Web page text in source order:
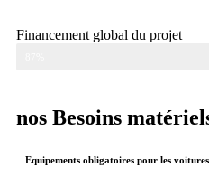
Financement global du projet
nos Besoins
Equipements obligatoires pour les voitures